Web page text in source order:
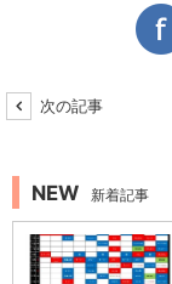
次の記事
NEW 新着記事